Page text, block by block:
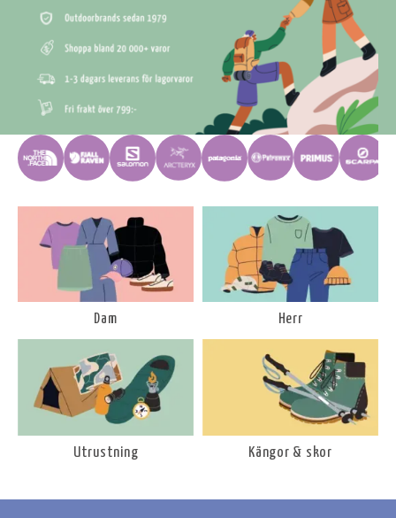
Dam Herr
Utrustning Kängor & skor